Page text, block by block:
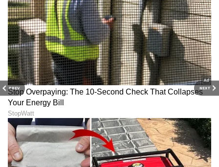
PREV NEXT
ಈ 7 ಸಚಿವರು ಚುನಾವಣೆಗೆ ಸ್ಪರ್ಧಿಸಿಲ್ಲ, ಸ್ಥಾನ
ಬದಲಾವಣೆಯಾದ 3 ಸಚಿವರ ಪಾಡೇನು?
ಸಂಖ್ಯೆ ಅಭ್ಯರ್ಥಿ ಸ್ಥಾನ ಫಲಿತಾಂಶ
1
2 ಆನಂದ್ ಸ್ವರೂಪ್ ಶುಕ್ಲಾ ಬೈರಿಯಾ ಸೋಲು